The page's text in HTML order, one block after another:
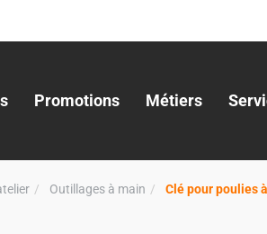
Promotions Métiers
Outillages à main Clé pour poulies